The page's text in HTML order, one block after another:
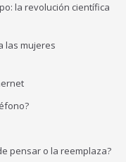
la revolución científica
las mujeres
pensar o la reemplaza?